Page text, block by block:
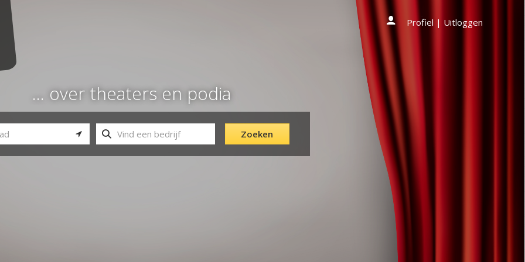
Profiel | Uitloggen
... over theaters en podia
Zoeken